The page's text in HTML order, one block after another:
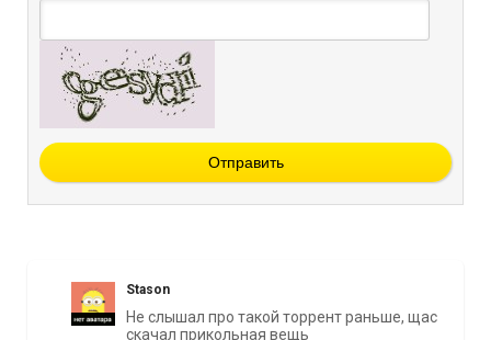
Отправить
Stason
Не слышал про такой торрент раньше, щас
скачал прикольная вещь